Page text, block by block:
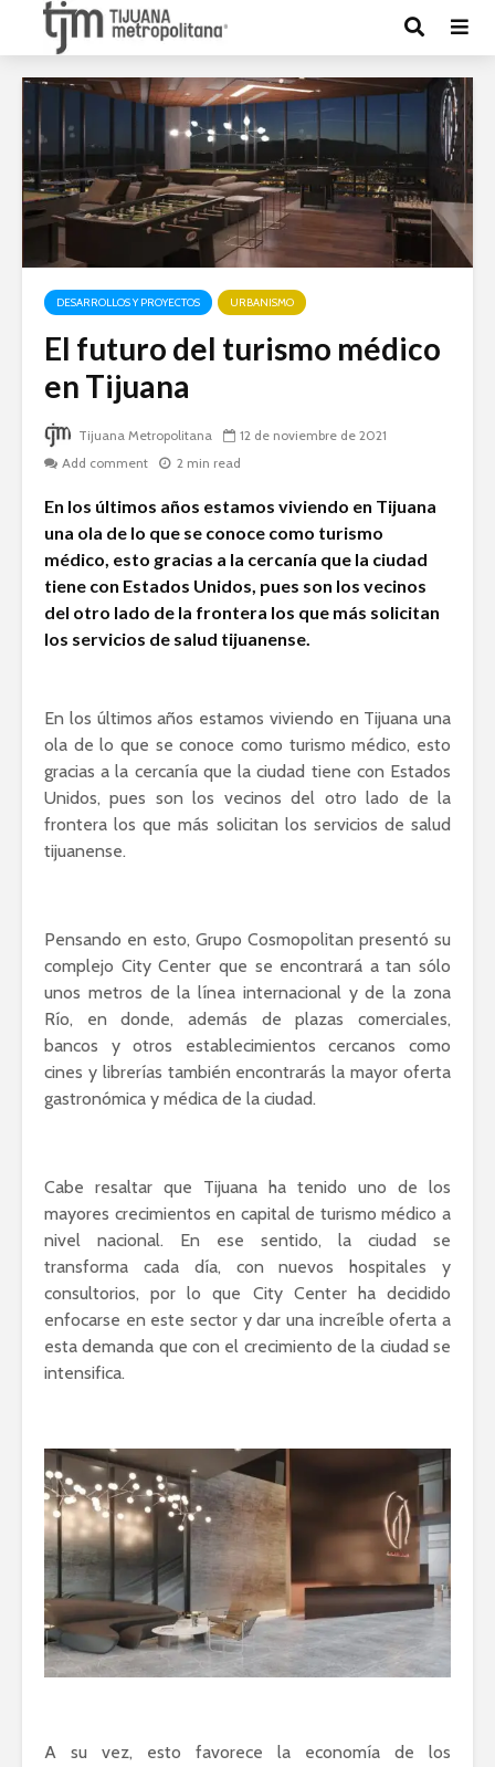
DESARROLLOS Y PROYECTOS URBANISMO
El futuro del turismo médico
en Tijuana
Tijuana Metropolitana
12 de noviembre de 2021
Add comment
2 min read
En los últimos años estamos viviendo en Tijuana
una ola de lo que se conoce como turismo
médico, esto gracias a la cercanía que la ciudad
tiene con Estados Unidos, pues son los vecinos
del otro lado de la frontera los que más solicitan
los servicios de salud tijuanense.
En los últimos años estamos viviendo en Tijuana una
ola de lo que se conoce como turismo médico, esto
gracias a la cercanía que la ciudad tiene con Estados
Unidos, pues son los vecinos del otro lado de la
frontera los que más solicitan los servicios de salud
tijuanense.
Pensando en esto, Grupo Cosmopolitan presentó su
complejo City Center que se encontrará a tan sólo
unos metros de la línea internacional y de la zona
Río, en donde, además de plazas comerciales,
bancos y otros establecimientos cercanos como
cines y librerías también encontrarás la mayor oferta
gastronómica y médica de la ciudad.
Cabe resaltar que Tijuana ha tenido uno de los
mayores crecimientos en capital de turismo médico a
nivel nacional. En ese sentido, la ciudad se
transforma cada día, con nuevos hospitales y
consultorios, por lo que City Center ha decidido
enfocarse en este sector y dar una increíble oferta a
esta demanda que con el crecimiento de la ciudad se
intensifica.
A su vez, esto favorece la economía de los